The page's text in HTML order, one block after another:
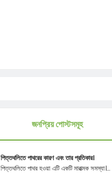
জনপ্রিয় পোস্টসমূহ
পিত্তথলিতে পাথরের কারণ এবং তার প্রতিকার।
পিত্তথলিতে পাথর হওয়া এটি একটি মারাত্মক সমস্যা।...